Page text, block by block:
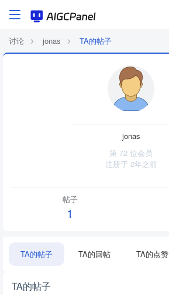
讨论 jonas TA的帖子
jonas
第 72 位会员
注册于 2年之前
帖子
1
TA的帖子 TA的回帖 TA的点赞
TA的帖子